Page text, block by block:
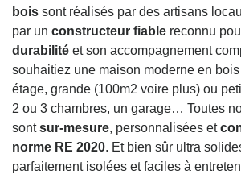
bois sont réalisés par des artisans
par un constructeur fiable reconnu
durabilité et son accompagnement
souhaitiez une maison moderne en
étage, grande (100m2 voire plus) ou
2 ou 3 chambres, un garage… Toutes
sontsur-mesure, personnalisées et
norme RE 2020. Et bien sûr ultra
parfaitement isolées et faciles à